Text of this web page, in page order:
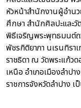
หัวหน้าสำนักงานผู้อำน
ศึกษา สำนักศิลปะและวั
พิธีเจริญพระพุทธมนต์ถ
พัชรกิติยาภา นเรนทิรา
ราชธิดา ณ วัดพระแก้วด
เหนือ อำเภอเมืองลำป
ราชการจังหวัดลำปาง